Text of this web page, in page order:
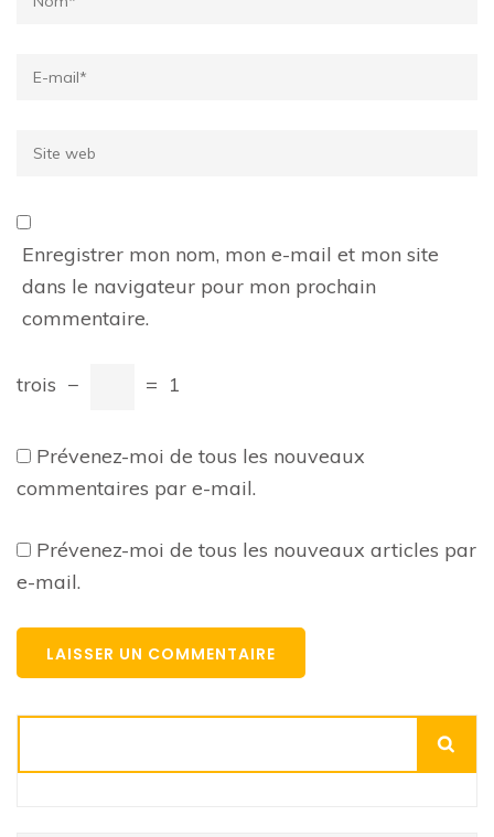
Email*
Site
Enregistrer mon nom, mon e-mail et mon site
dans le navigateur pour mon prochain
commentaire.
trois − = 1
Prévenez-moi de tous les nouveaux
commentaires par e-mail.
Prévenez-moi de tous les nouveaux articles par
e-mail.